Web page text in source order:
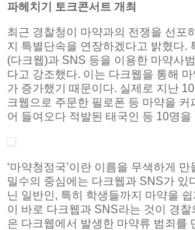
파헤치기 토크콘서트 개최
최근 경찰청이 마약과의 전쟁을 선포
지 특별단속을 연장하겠다고 밝혔다.
(다크웹)과 SNS 등을 이용한 마약사
다고 강조했다. 이는 다크웹을 통해
가 증가했기 때문이다. 실제로 지난
크웹으로 주문한 필로폰 등 마약을 커
어 들여오다 적발된 태국인 등 10명을
‘마약청정국’이란 이름을 무색하게
밀수의 중심에는 다크웹과 SNS가 있
닌 일반인, 특히 학생들까지 마약을
이 바로 다크웹과 SNS라는 것이 경
은 다크웹에서 발생한 마약류 범죄를